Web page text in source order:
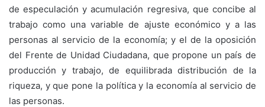
de especulación y acumulación regresiva, que concibe al
trabajo como una variable de ajuste económico y a las
personas al servicio de la economía; y el de la oposición
del Frente de Unidad Ciudadana, que propone un país de
producción y trabajo, de equilibrada distribución de la
riqueza, y que pone la política y la economía al servicio de
las personas.